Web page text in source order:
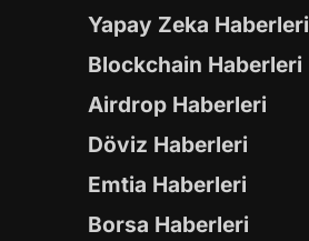
Yapay Zeka Haberleri
Blockchain Haberleri
Airdrop Haberleri
Döviz Haberleri
Emtia Haberleri
Borsa Haberleri